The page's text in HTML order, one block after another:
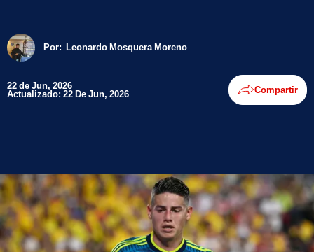
Por: Leonardo Mosquera Moreno
22 de Jun, 2026
Actualizado: 22 De Jun, 2026 Compartir